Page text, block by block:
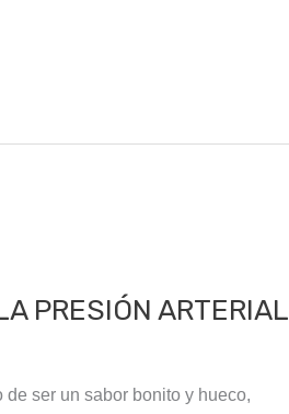
PRESIÓN ARTERIAL
ser un sabor bonito y hueco,